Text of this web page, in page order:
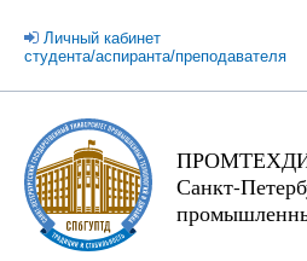
Личный кабинет
студента/аспиранта/преподавателя
Санкт-